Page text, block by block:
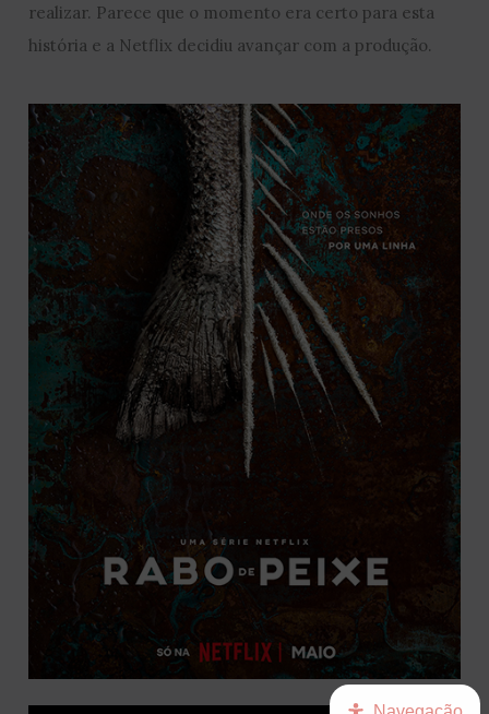
realizar. Parece que o momento era certo para esta
história e a Netflix decidiu avançar com a produção.